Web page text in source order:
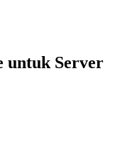
untuk Server